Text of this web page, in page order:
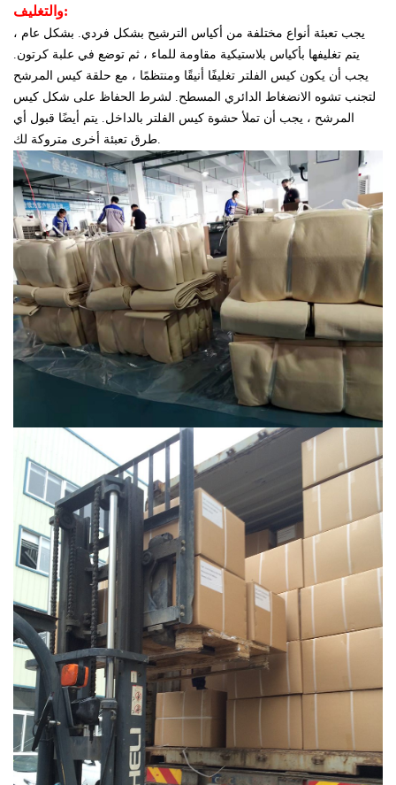
والتغليف:
يجب تعبئة أنواع مختلفة من أكياس الترشيح بشكل فردي. بشكل عام ،
يتم تغليفها بأكياس بلاستيكية مقاومة للماء ، ثم توضع في علبة كرتون.
يجب أن يكون كيس الفلتر تغليفًا أنيقًا ومنتظمًا ، مع حلقة كيس المرشح
لتجنب تشوه الانضغاط الدائري المسطح. لشرط الحفاظ على شكل كيس
المرشح ، يجب أن تملأ حشوة كيس الفلتر بالداخل. يتم أيضًا قبول أي